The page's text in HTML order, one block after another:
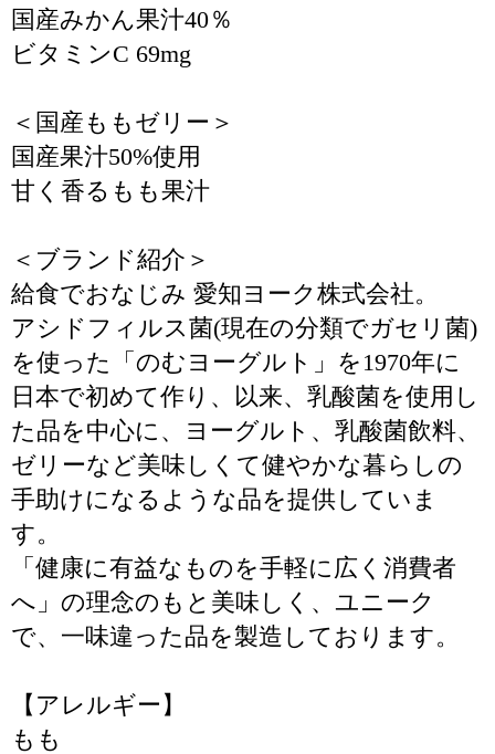
国産みかん果汁40％
ビタミンC 69mg
＜国産ももゼリー＞
国産果汁50%使用
甘く香るもも果汁
＜ブランド紹介＞
給食でおなじみ 愛知ヨーク株式会社。
アシドフィルス菌(現在の分類でガセリ菌)
を使った「のむヨーグルト」を1970年に
日本で初めて作り、以来、乳酸菌を使用し
た品を中心に、ヨーグルト、乳酸菌飲料、
ゼリーなど美味しくて健やかな暮らしの
手助けになるような品を提供していま
す。
「健康に有益なものを手軽に広く消費者
へ」の理念のもと美味しく、ユニーク
で、一味違った品を製造しております。
【アレルギー】
もも